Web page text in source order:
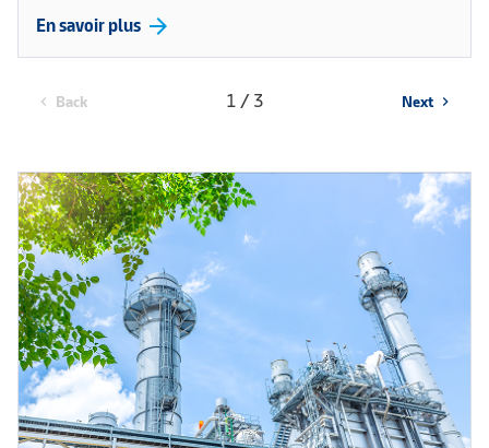
En savoir plus arrow_forward
chevron_left Back 1 / 3 Next chevron_right